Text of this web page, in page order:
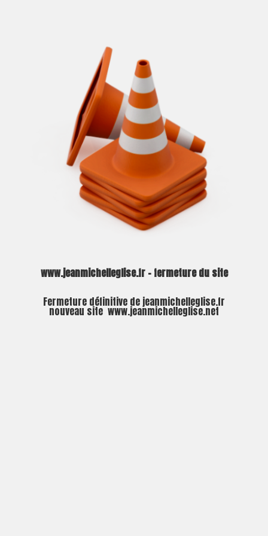
www.jeanmichelleglise.fr – fermeture du site
Fermeture définitive de jeanmichelleglise.fr
nouveau site www.jeanmichelleglise.net